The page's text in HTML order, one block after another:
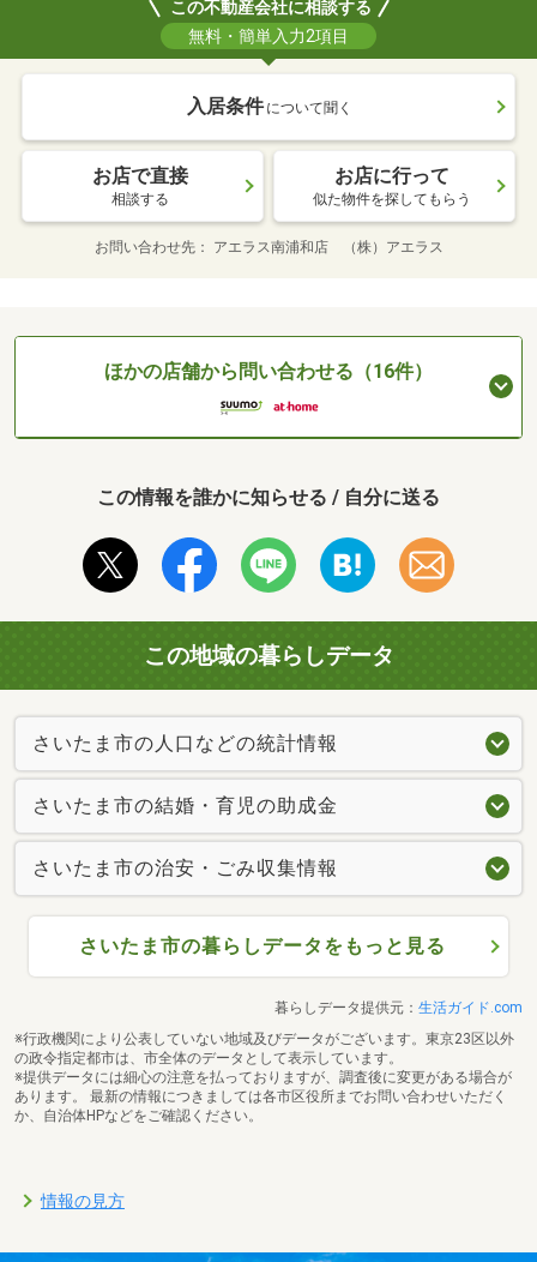
この不動産会社に相談する
無料・簡単入力2項目
入居条件 について聞く
お店で直接
相談する
お店に行って
似た物件を探してもらう
お問い合わせ先 アエラス南浦和店 （株）アエラス
ほかの店舗から問い合わせる（16件）
この情報を誰かに知らせる / 自分に送る
この地域の暮らしデータ
さいたま市の人口などの統計情報
さいたま市の結婚・育児の助成金
さいたま市の治安・ごみ収集情報
さいたま市の暮らしデータをもっと見る
暮らしデータ提供元： 生活ガイド.com
※行政機関により公表していない地域及びデータがございます。東京23区以外
の政令指定都市は、市全体のデータとして表示しています。
※提供データには細心の注意を払っておりますが、調査後に変更がある場合が
あります。 最新の情報につきましては各市区役所までお問い合わせいただく
か、自治体HPなどをご確認ください。
情報の見方